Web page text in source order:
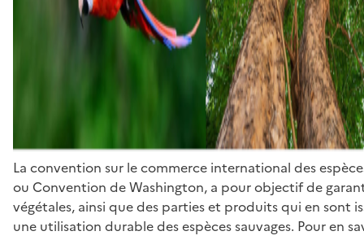
La convention sur le commerce international des
ou Convention de Washington, a pour objectif de
végétales, ainsi que des parties et produits qui en sont
une utilisation durable des espèces sauvages. Pour en